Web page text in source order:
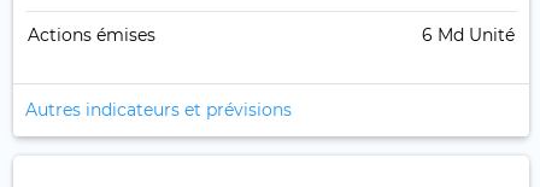
Actions émises 6 Md Unité
Autres indicateurs et prévisions